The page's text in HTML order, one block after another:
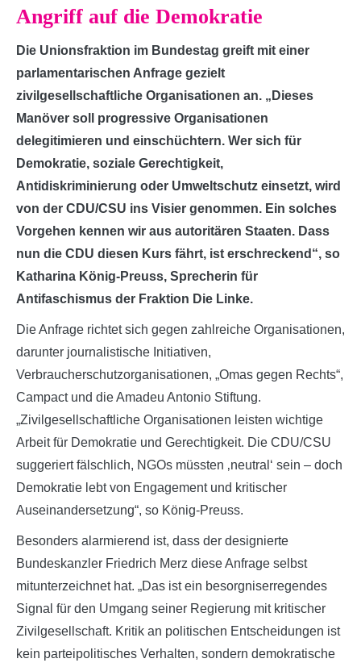
Angriff auf die Demokratie
Die Unionsfraktion im Bundestag greift mit einer
parlamentarischen Anfrage gezielt
zivilgesellschaftliche Organisationen an. „Dieses
Manöver soll progressive Organisationen
delegitimieren und einschüchtern. Wer sich für
Demokratie, soziale Gerechtigkeit,
Antidiskriminierung oder Umweltschutz einsetzt, wird
von der CDU/CSU ins Visier genommen. Ein solches
Vorgehen kennen wir aus autoritären Staaten. Dass
nun die CDU diesen Kurs fährt, ist erschreckend“, so
Katharina König-Preuss, Sprecherin für
Antifaschismus der Fraktion Die Linke.
Die Anfrage richtet sich gegen zahlreiche Organisationen,
darunter journalistische Initiativen,
Verbraucherschutzorganisationen, „Omas gegen Rechts“,
Campact und die Amadeu Antonio Stiftung.
„Zivilgesellschaftliche Organisationen leisten wichtige
Arbeit für Demokratie und Gerechtigkeit. Die CDU/CSU
suggeriert fälschlich, NGOs müssten ‚neutral‘ sein – doch
Demokratie lebt von Engagement und kritischer
Auseinandersetzung“, so König-Preuss.
Besonders alarmierend ist, dass der designierte
Bundeskanzler Friedrich Merz diese Anfrage selbst
mitunterzeichnet hat. „Das ist ein besorgniserregendes
Signal für den Umgang seiner Regierung mit kritischer
Zivilgesellschaft. Kritik an politischen Entscheidungen ist
kein parteipolitisches Verhalten, sondern demokratische